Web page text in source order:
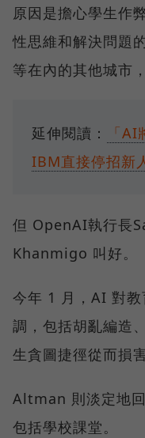
原因是擔心學生作
性思維和解決問題
等在內的其他城市
延伸閱讀：
「
IBM直接停招新
但 OpenAI執行長
Khanmigo 叫好。
今年 1 月，AI 對
調，包括胡亂編造
生貪圖捷徑從而損
Altman 則淡定地
包括學校課堂。